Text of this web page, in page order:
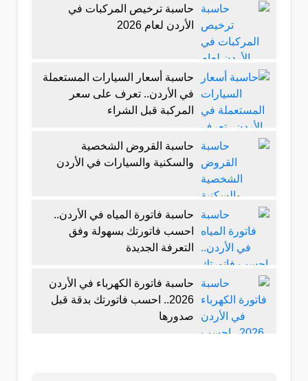
حاسبة ترخيص المركبات في
الأردن لعام 2026
حاسبة أسعار السيارات المستعملة
في الأردن.. تعرف على سعر
المركبة قبل الشراء
حاسبة القروض الشخصية
والسكنية والسيارات في الأردن
حاسبة فاتورة المياه في الأردن..
احسب فاتورتك بسهولة وفق
التعرفة الجديدة
حاسبة فاتورة الكهرباء في الأردن
2026.. احسب فاتورتك بدقة قبل
صدورها